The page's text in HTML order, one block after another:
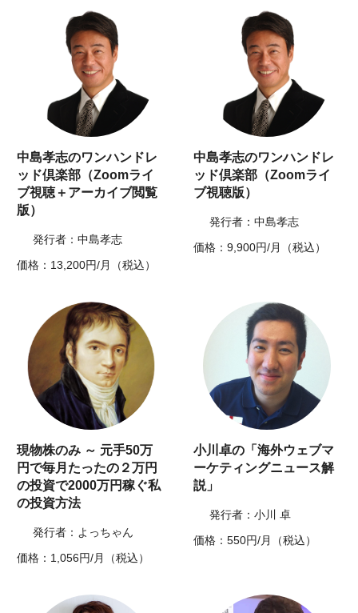
中島孝志のワンハンドレ
ッド倶楽部（Zoomライ
ブ視聴＋アーカイブ閲覧
版）
発行者：中島孝志
価格：13,200円/月（税込）
中島孝志のワンハンドレ
ッド倶楽部（Zoomライ
ブ視聴版）
発行者：中島孝志
価格：9,900円/月（税込）
現物株のみ ～ 元手50万
円で毎月たったの２万円
の投資で2000万円稼ぐ私
の投資方法
発行者：よっちゃん
価格：1,056円/月（税込）
小川卓の「海外ウェブマ
ーケティングニュース解
説」
発行者：小川 卓
価格：550円/月（税込）